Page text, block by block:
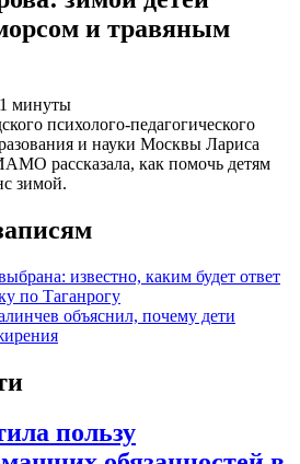
и травяным
1 минуты
психолого-педагогического
и науки Москвы Лариса
рассказала, как помочь детям
зимой.
известно, каким будет ответ
по Таганрогу
объяснил, почему дети
пользу